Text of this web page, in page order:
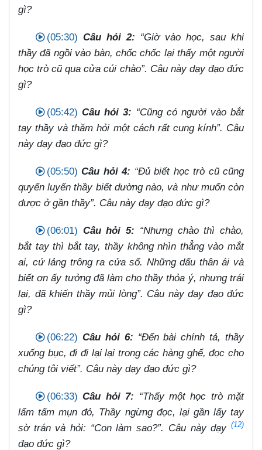
gì?
(05:30) Câu hỏi 2: “Giờ vào học, sau khi
thầy đã ngồi vào bàn, chốc chốc lại thấy một người
học trò cũ qua cửa cúi chào”. Câu này dạy đạo đức
gì?
(05:42) Câu hỏi 3: “Cũng có người vào bắt
tay thầy và thăm hỏi một cách rất cung kính”. Câu
này dạy đạo đức gì?
(05:50) Câu hỏi 4: “Đủ biết học trò cũ cũng
quyến luyến thầy biết dường nào, và như muốn còn
được ở gần thầy”. Câu này dạy đạo đức gì?
(06:01) Câu hỏi 5: “Nhưng chào thì chào,
bắt tay thì bắt tay, thầy không nhìn thẳng vào mắt
ai, cứ lảng trông ra cửa sổ. Những dấu thân ái và
biết ơn ấy tưởng đã làm cho thầy thỏa ý, nhưng trái
lại, đã khiến thầy mủi lòng”. Câu này dạy đạo đức
gì?
(06:22) Câu hỏi 6: “Đến bài chính tả, thầy
xuống bục, đi đi lại lại trong các hàng ghế, đọc cho
chúng tôi viết”. Câu này dạy đạo đức gì?
(06:33) Câu hỏi 7: “Thấy một học trò mặt
lấm tấm mụn đỏ, Thầy ngừng đọc, lại gần lấy tay
sờ trán và hỏi: “Con làm sao?”. Câu này dạy (12)
đạo đức gì?